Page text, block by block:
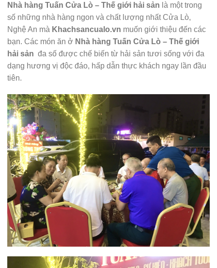
Nhà hàng Tuấn Cửa Lò – Thế giới hải sản là một trong
số những nhà hàng ngon và chất lượng nhất Cửa Lò,
Nghệ An mà Khachsancualo.vn muốn giới thiệu đến các
bạn. Các món ăn ở Nhà hàng Tuấn Cửa Lò – Thế giới
hải sản đa số được chế biến từ hải sản tươi sống với đa
dạng hương vị độc đáo, hấp dẫn thực khách ngay lần đầu
tiên.